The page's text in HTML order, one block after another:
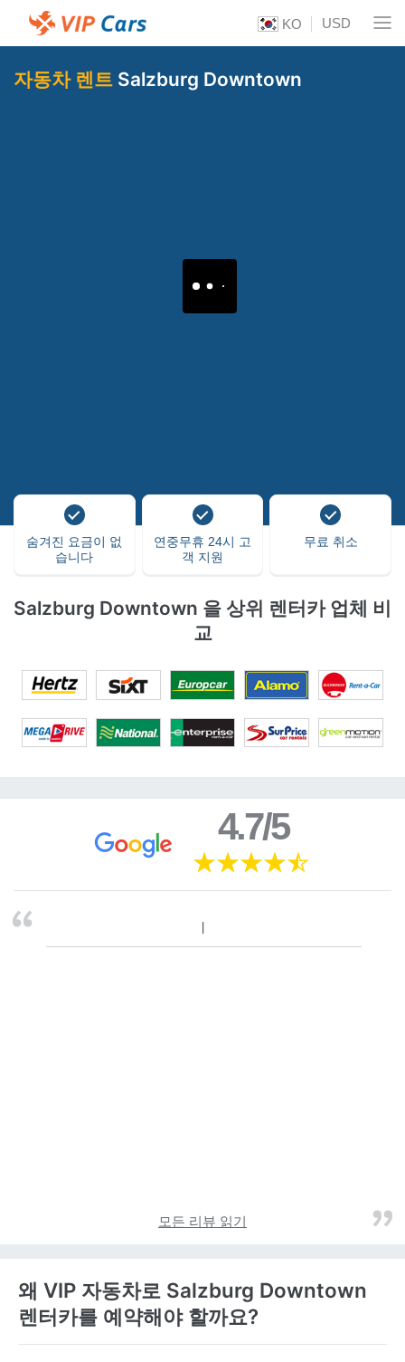
KO USD
자동차 렌트 Salzburg Downtown
숨겨진 요금이 없
습니다
연중무휴 24시 고
객 지원
무료 취소
Salzburg Downtown 을 상위 렌터카 업체 비
교
4.7/5
모든 리뷰 읽기
왜 VIP 자동차로 Salzburg Downtown
렌터카를 예약해야 할까요?